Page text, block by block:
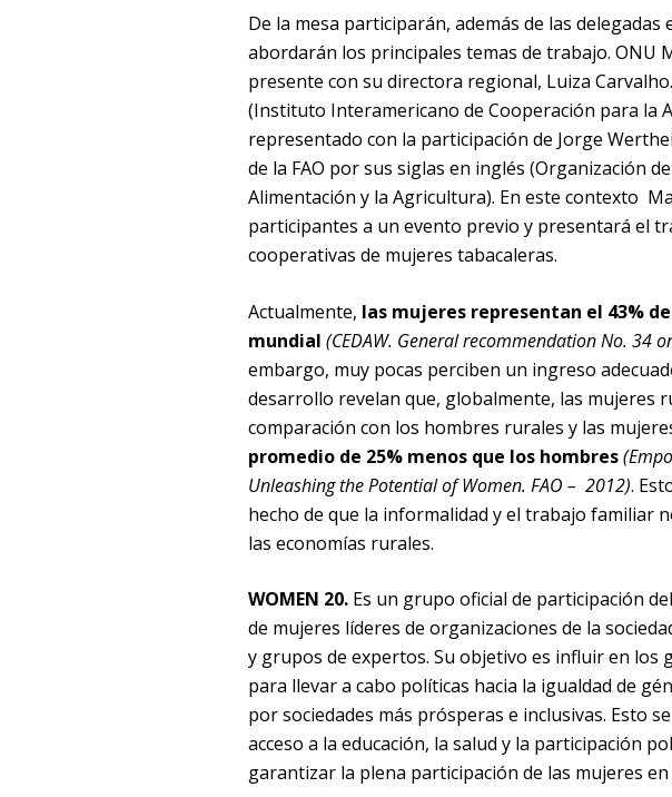
De la mesa participarán, además de las
abordarán los principales temas de trabajo. ONU
presente con su directora regional, Luiza
(Instituto Interamericano de Cooperación para la
representado con la participación de Jorge
de la FAO por sus siglas en inglés (Organización
Alimentación y la Agricultura). En este contexto
participantes a un evento previo y presentará el
cooperativas de mujeres tabacaleras.
Actualmente, las mujeres representan el 43%
mundial (CEDAW. General recommendation No. 34
embargo, muy pocas perciben un ingreso
desarrollo revelan que, globalmente, las mujeres
comparación con los hombres rurales y las
promedio de 25% menos que los hombres
Unleashing the Potential of Women. FAO – 2012).
hecho de que la informalidad y el trabajo familiar
las economías rurales.
WOMEN 20.Es un grupo oficial de participación del
de mujeres líderes de organizaciones de la
y grupos de expertos. Su objetivo es influir en los
para llevar a cabo políticas hacia la igualdad de
por sociedades más prósperas e inclusivas. Esto
acceso a la educación, la salud y la participación
garantizar la plena participación de las mujeres en